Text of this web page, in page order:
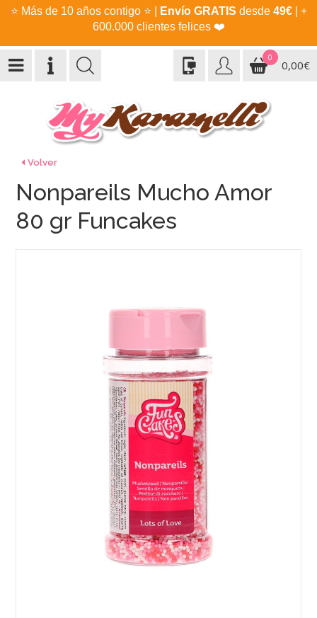
⭐ Más de 10 años contigo ⭐ Envío GRATIS desde 49€| +
600.000 clientes felices ❤️
0
0,00€
Volver
Nonpareils Mucho Amor
80 gr Funcakes